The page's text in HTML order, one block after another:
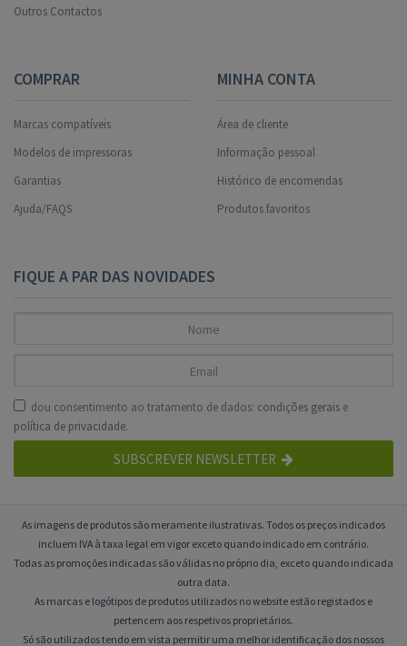
Outros Contactos
COMPRAR
Marcas compatíveis
Modelos de impressoras
Garantias
Ajuda/FAQS
MINHA CONTA
Área de cliente
Informação pessoal
Histórico de encomendas
Produtos favoritos
FIQUE A PAR DAS NOVIDADES
dou consentimento ao tratamento de dados: condições gerais e
política de privacidade.
SUBSCREVER NEWSLETTER
As imagens de produtos são meramente ilustrativas. Todos os preços indicados
incluem IVA à taxa legal em vigor exceto quando indicado em contrário.
Todas as promoções indicadas são válidas no próprio dia, exceto quando indicada
outra data.
As marcas e logótipos de produtos utilizados no website estão registados e
pertencem aos respetivos proprietários.
Só são utilizados tendo em vista permitir uma melhor identificação dos nossos